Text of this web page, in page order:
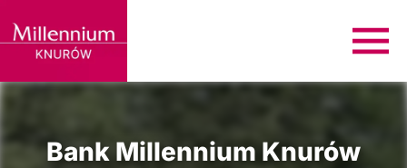
Bank Millennium Knurów